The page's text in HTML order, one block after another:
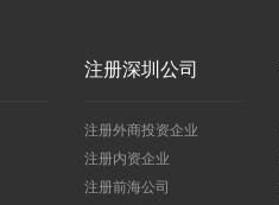
注册深圳公司
注册外商投资企业
注册内资企业
注册前海公司